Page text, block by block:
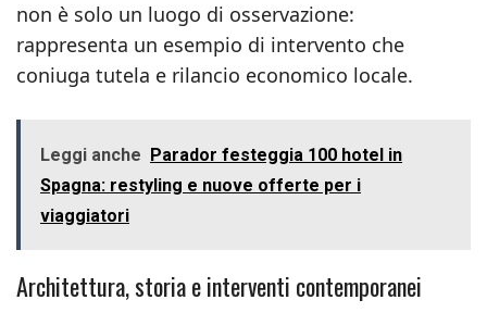
non è solo un luogo di osservazione:
rappresenta un esempio di intervento che
coniuga tutela e rilancio economico locale.
Leggi anche Parador festeggia 100 hotel in
Spagna: restyling e nuove offerte per i
viaggiatori
Architettura, storia e interventi contemporanei